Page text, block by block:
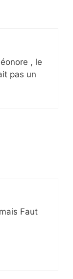
, le
pas un
Faut